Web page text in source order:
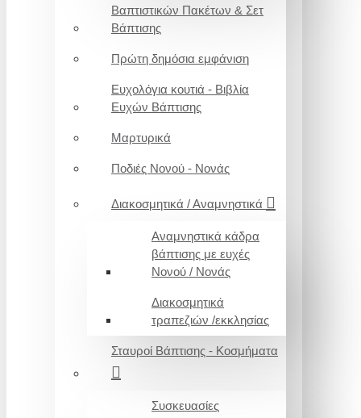
Βαπτιστικών Πακέτων & Σετ
Βάπτισης
Πρώτη δημόσια εμφάνιση
Ευχολόγια κουτιά - Βιβλία
Ευχών Βάπτισης
Μαρτυρικά
Ποδιές Νονού - Νονάς
Διακοσμητικά / Αναμνηστικά
Αναμνηστικά κάδρα
βάπτισης με ευχές
Νονού / Νονάς
Διακοσμητικά
τραπεζιών /εκκλησίας
Σταυροί Βάπτισης - Κοσμήματα
Συσκευασίες